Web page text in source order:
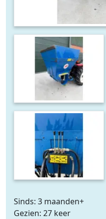
Sinds: 3 maanden+
Gezien: 27 keer